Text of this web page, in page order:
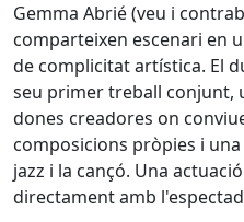
Gemma Abrié (veu i
comparteixen escenari en
de complicitat artística. El
seu primer treball conjunt,
dones creadores on
composicions pròpies i
jazz i la cançó. Una
directament amb